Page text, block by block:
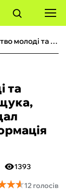
Що Міністерство молоді та спорту думає про Тимощука, Ковтуна та допінг-скандал Мудрика – офіційна інформація для нашого сайту
та
1393
★★
★★12 голосів